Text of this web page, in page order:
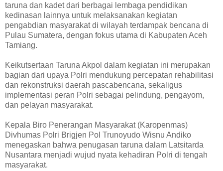
taruna dan kadet dari berbagai lembaga pendidikan
kedinasan lainnya untuk melaksanakan kegiatan
pengabdian masyarakat di wilayah terdampak bencana di
Pulau Sumatera, dengan fokus utama di Kabupaten Aceh
Tamiang.
Keikutsertaan Taruna Akpol dalam kegiatan ini merupakan
bagian dari upaya Polri mendukung percepatan rehabilitasi
dan rekonstruksi daerah pascabencana, sekaligus
implementasi peran Polri sebagai pelindung, pengayom,
dan pelayan masyarakat.
Kepala Biro Penerangan Masyarakat (Karopenmas)
Divhumas Polri Brigjen Pol Trunoyudo Wisnu Andiko
menegaskan bahwa penugasan taruna dalam Latsitarda
Nusantara menjadi wujud nyata kehadiran Polri di tengah
masyarakat.